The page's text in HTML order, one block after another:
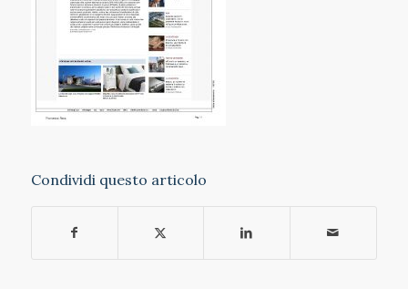
Condividi questo articolo